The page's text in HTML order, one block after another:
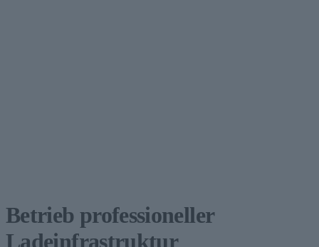
Betrieb professioneller
Ladeinfrastruktur